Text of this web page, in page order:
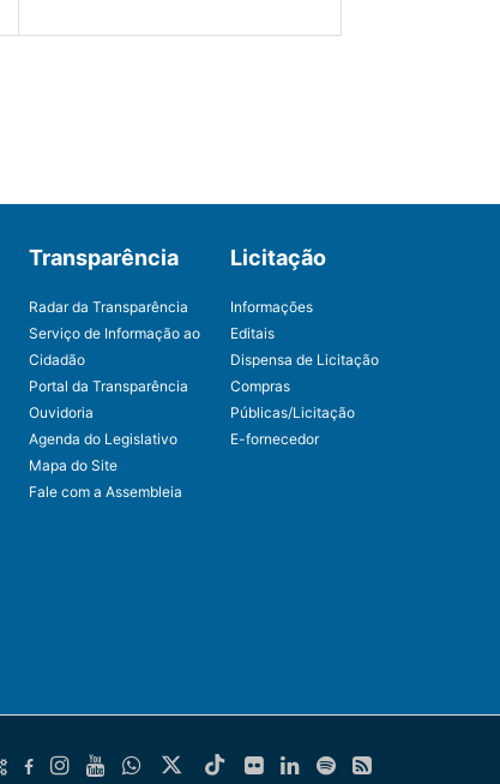
Transparência
Radar da Transparência
Serviço de Informação ao
Cidadão
Portal da Transparência
Ouvidoria
Agenda do Legislativo
Mapa do Site
Fale com a Assembleia
Licitação
Informações
Editais
Dispensa de Licitação
Compras
Públicas/Licitação
E-fornecedor